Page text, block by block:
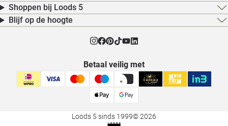
Shoppen bij Loods 5
Blijf op de hoogte
Betaal veilig met
Loods 5 sinds 1999© 2026